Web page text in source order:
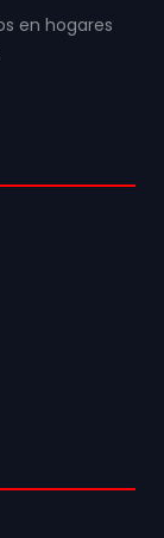
en hogares